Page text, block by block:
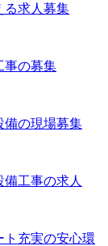
る求人募集
事の募集
備の現場募集
工事の求人
ト充実の安心環